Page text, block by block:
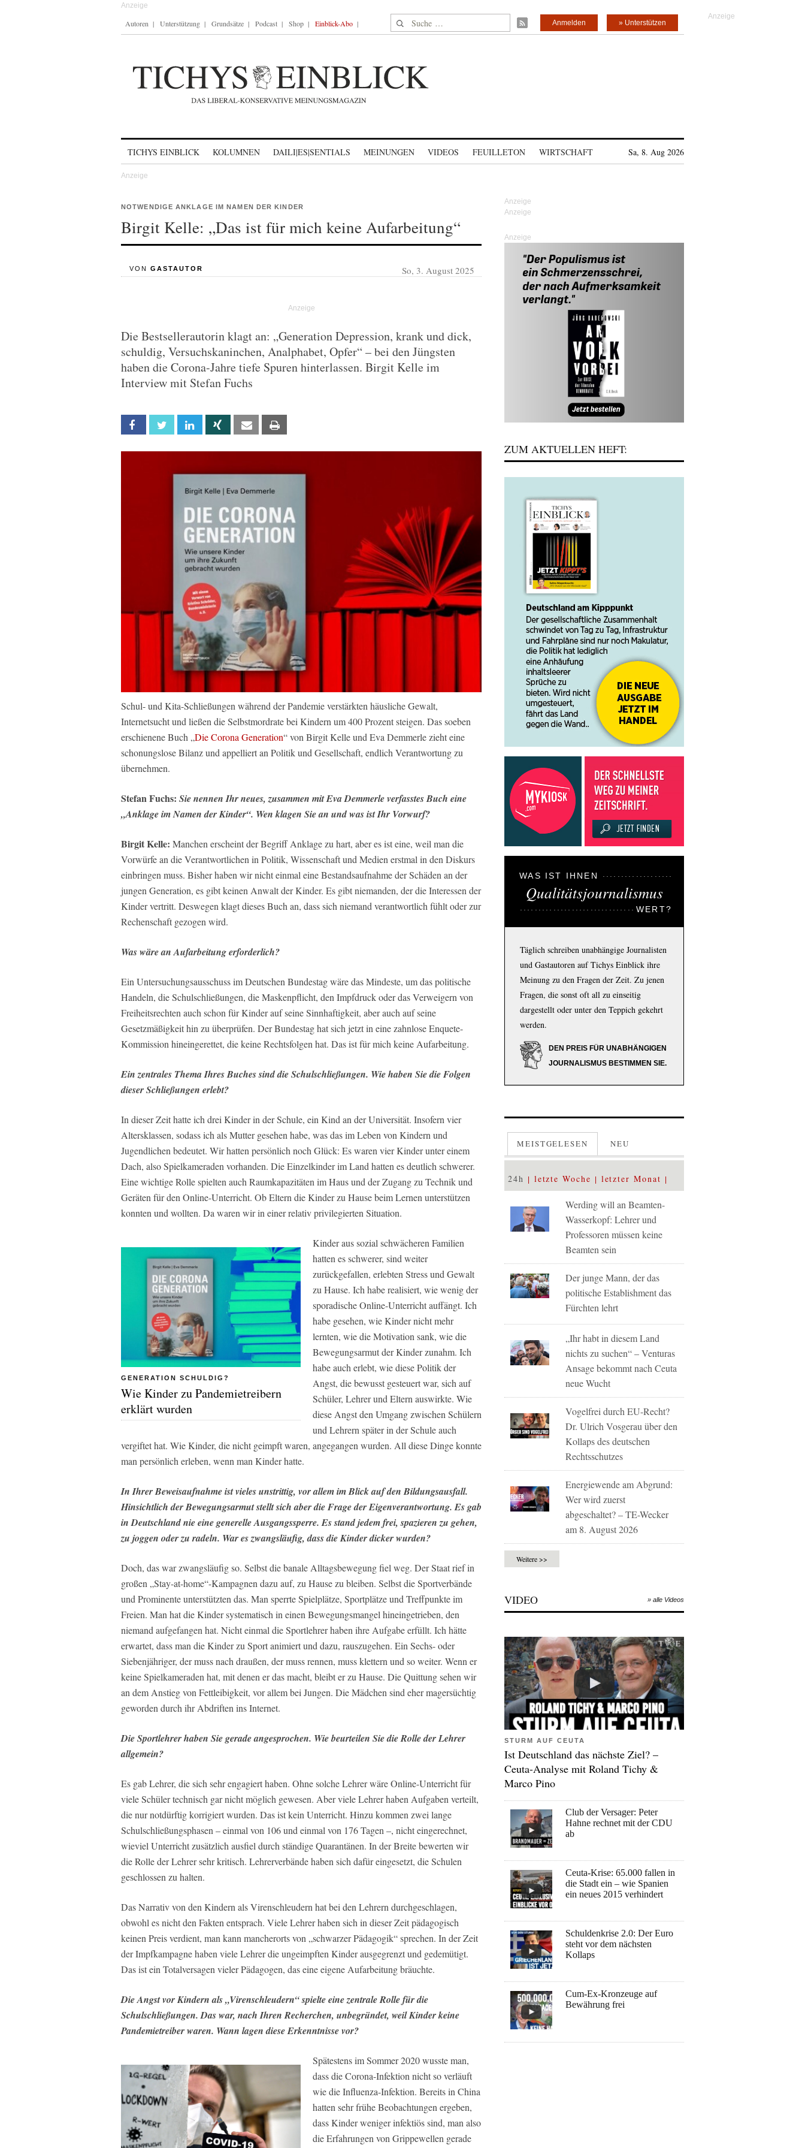
Autoren Unterstützung Grundsätze Podcast Shop Einblick-Abo Suche nach: » Unterstützen
Anmelden
TICHYS EINBLICK KOLUMNEN DAILI|ES|SENTIALS MEINUNGEN VIDEOS FEUILLETON WIRTSCHAFT Sa, 8. Aug 2026
NOTWENDIGE ANKLAGE IM NAMEN DER KINDER
Birgit Kelle: „Das ist für mich keine Aufarbeitung“
VON GASTAUTOR So, 3. August 2025
Die Bestsellerautorin klagt an: „Generation Depression, krank und dick,
schuldig, Versuchskaninchen, Analphabet, Opfer“ – bei den Jüngsten
haben die Corona-Jahre tiefe Spuren hinterlassen. Birgit Kelle im
Interview mit Stefan Fuchs
Facebook Twitter Linkedin Xing Email
Schul- und Kita-Schließungen während der Pandemie verstärkten häusliche Gewalt,
Internetsucht und ließen die Selbstmordrate bei Kindern um 400 Prozent steigen. Das soeben
erschienene Buch „Die Corona Generation“ von Birgit Kelle und Eva Demmerle zieht eine
schonungslose Bilanz und appelliert an Politik und Gesellschaft, endlich Verantwortung zu
übernehmen.
Stefan Fuchs: Sie nennen Ihr neues, zusammen mit Eva Demmerle verfasstes Buch eine
„Anklage im Namen der Kinder“. Wen klagen Sie an und was ist Ihr Vorwurf?
Birgit Kelle: Manchen erscheint der Begriff Anklage zu hart, aber es ist eine, weil man die
Vorwürfe an die Verantwortlichen in Politik, Wissenschaft und Medien erstmal in den Diskurs
einbringen muss. Bisher haben wir nicht einmal eine Bestandsaufnahme der Schäden an der
jungen Generation, es gibt keinen Anwalt der Kinder. Es gibt niemanden, der die Interessen der
Kinder vertritt. Deswegen klagt dieses Buch an, dass sich niemand verantwortlich fühlt oder zur
Rechenschaft gezogen wird.
Was wäre an Aufarbeitung erforderlich?
Ein Untersuchungsausschuss im Deutschen Bundestag wäre das Mindeste, um das politische
Handeln, die Schulschließungen, die Maskenpflicht, den Impfdruck oder das Verweigern von
Freiheitsrechten auch schon für Kinder auf seine Sinnhaftigkeit, aber auch auf seine
Gesetzmäßigkeit hin zu überprüfen. Der Bundestag hat sich jetzt in eine zahnlose Enquete-
Kommission hineingerettet, die keine Rechtsfolgen hat. Das ist für mich keine Aufarbeitung.
Ein zentrales Thema Ihres Buches sind die Schulschließungen. Wie haben Sie die Folgen
dieser Schließungen erlebt?
In dieser Zeit hatte ich drei Kinder in der Schule, ein Kind an der Universität. Insofern vier
Altersklassen, sodass ich als Mutter gesehen habe, was das im Leben von Kindern und
Jugendlichen bedeutet. Wir hatten persönlich noch Glück: Es waren vier Kinder unter einem
Dach, also Spielkameraden vorhanden. Die Einzelkinder im Land hatten es deutlich schwerer.
Eine wichtige Rolle spielten auch Raumkapazitäten im Haus und der Zugang zu Technik und
Geräten für den Online-Unterricht. Ob Eltern die Kinder zu Hause beim Lernen unterstützen
konnten und wollten. Da waren wir in einer relativ privilegierten Situation.
GENERATION SCHULDIG?
Wie Kinder zu Pandemietreibern
erklärt wurden
Kinder aus sozial schwächeren Familien
hatten es schwerer, sind weiter
zurückgefallen, erlebten Stress und Gewalt
zu Hause. Ich habe realisiert, wie wenig der
sporadische Online-Unterricht auffängt. Ich
habe gesehen, wie Kinder nicht mehr
lernten, wie die Motivation sank, wie die
Bewegungsarmut der Kinder zunahm. Ich
habe auch erlebt, wie diese Politik der
Angst, die bewusst gesteuert war, sich auf
Schüler, Lehrer und Eltern auswirkte. Wie
diese Angst den Umgang zwischen Schülern
und Lehrern später in der Schule auch
vergiftet hat. Wie Kinder, die nicht geimpft waren, angegangen wurden. All diese Dinge konnte
man persönlich erleben, wenn man Kinder hatte.
In Ihrer Beweisaufnahme ist vieles unstrittig, vor allem im Blick auf den Bildungsausfall.
Hinsichtlich der Bewegungsarmut stellt sich aber die Frage der Eigenverantwortung. Es gab
in Deutschland nie eine generelle Ausgangssperre. Es stand jedem frei, spazieren zu gehen,
zu joggen oder zu radeln. War es zwangsläufig, dass die Kinder dicker wurden?
Doch, das war zwangsläufig so. Selbst die banale Alltagsbewegung fiel weg. Der Staat rief in
großen „Stay-at-home“-Kampagnen dazu auf, zu Hause zu bleiben. Selbst die Sportverbände
und Prominente unterstützten das. Man sperrte Spielplätze, Sportplätze und Treffpunkte im
Freien. Man hat die Kinder systematisch in einen Bewegungsmangel hineingetrieben, den
niemand aufgefangen hat. Nicht einmal die Sportlehrer haben ihre Aufgabe erfüllt. Ich hätte
erwartet, dass man die Kinder zu Sport animiert und dazu, rauszugehen. Ein Sechs- oder
Siebenjähriger, der muss nach draußen, der muss rennen, muss klettern und so weiter. Wenn er
keine Spielkameraden hat, mit denen er das macht, bleibt er zu Hause. Die Quittung sehen wir
an dem Anstieg von Fettleibigkeit, vor allem bei Jungen. Die Mädchen sind eher magersüchtig
geworden durch ihr Abdriften ins Internet.
Die Sportlehrer haben Sie gerade angesprochen. Wie beurteilen Sie die Rolle der Lehrer
allgemein?
Es gab Lehrer, die sich sehr engagiert haben. Ohne solche Lehrer wäre Online-Unterricht für
viele Schüler technisch gar nicht möglich gewesen. Aber viele Lehrer haben Aufgaben verteilt,
die nur notdürftig korrigiert wurden. Das ist kein Unterricht. Hinzu kommen zwei lange
Schulschließungsphasen – einmal von 106 und einmal von 176 Tagen –, nicht eingerechnet,
wieviel Unterricht zusätzlich ausfiel durch ständige Quarantänen. In der Breite bewerten wir
die Rolle der Lehrer sehr kritisch. Lehrerverbände haben sich dafür eingesetzt, die Schulen
geschlossen zu halten.
Das Narrativ von den Kindern als Virenschleudern hat bei den Lehrern durchgeschlagen,
obwohl es nicht den Fakten entsprach. Viele Lehrer haben sich in dieser Zeit pädagogisch
keinen Preis verdient, man kann mancherorts von „schwarzer Pädagogik“ sprechen. In der Zeit
der Impfkampagne haben viele Lehrer die ungeimpften Kinder ausgegrenzt und gedemütigt.
Das ist ein Totalversagen vieler Pädagogen, das eine eigene Aufarbeitung bräuchte.
Die Angst vor Kindern als „Virenschleudern“ spielte eine zentrale Rolle für die
Schulschließungen. Das war, nach Ihren Recherchen, unbegründet, weil Kinder keine
Pandemietreiber waren. Wann lagen diese Erkenntnisse vor?
Spätestens im Sommer 2020 wusste man,
dass die Corona-Infektion nicht so verläuft
wie die Influenza-Infektion. Bereits in China
hatten sehr frühe Beobachtungen ergeben,
dass Kinder weniger infektiös sind, man also
die Erfahrungen von Grippewellen gerade
Anzeige
ZUM AKTUELLEN HEFT:
WAS IST IHNEN
Qualitätsjournalismus
WERT?
Täglich schreiben unabhängige Journalisten
und Gastautoren auf Tichys Einblick ihre
Meinung zu den Fragen der Zeit. Zu jenen
Fragen, die sonst oft all zu einseitig
dargestellt oder unter den Teppich gekehrt
werden.
DEN PREIS FÜR UNABHÄNGIGEN
JOURNALISMUS BESTIMMEN SIE.
MEISTGELESEN NEU
24h letzte Woche letzter Monat
Werding will an Beamten-
Wasserkopf: Lehrer und
Professoren müssen keine
Beamten sein
Der junge Mann, der das
politische Establishment das
Fürchten lehrt
„Ihr habt in diesem Land
nichts zu suchen“ – Venturas
Ansage bekommt nach Ceuta
neue Wucht
Vogelfrei durch EU-Recht?
Dr. Ulrich Vosgerau über den
Kollaps des deutschen
Rechtsschutzes
Energiewende am Abgrund:
Wer wird zuerst
abgeschaltet? – TE-Wecker
am 8. August 2026
Weitere >>
VIDEO » alle Videos
STURM AUF CEUTA
Ist Deutschland das nächste Ziel? –
Ceuta-Analyse mit Roland Tichy &
Marco Pino
Club der Versager: Peter
Hahne rechnet mit der CDU
ab
Ceuta-Krise: 65.000 fallen in
die Stadt ein – wie Spanien
ein neues 2015 verhindert
Schuldenkrise 2.0: Der Euro
steht vor dem nächsten
Kollaps
Cum-Ex-Kronzeuge auf
Bewährung frei